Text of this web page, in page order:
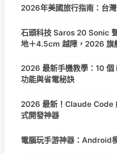
2026年美國旅行指南：台
石頭科技 Saros 20 Sonic
地＋4.5cm 越障，2026 旗
2026 最新手機教學：10
功能與省電秘訣
2026 最新！Claude Code
式開發神器
電腦玩手游神器：Android